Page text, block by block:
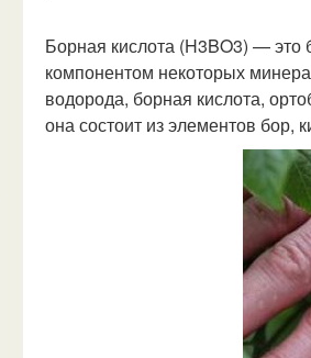
Борная кислота (H3BO3) — это
компонентом некоторых
водорода, борная кислота,
она состоит из элементов бор,